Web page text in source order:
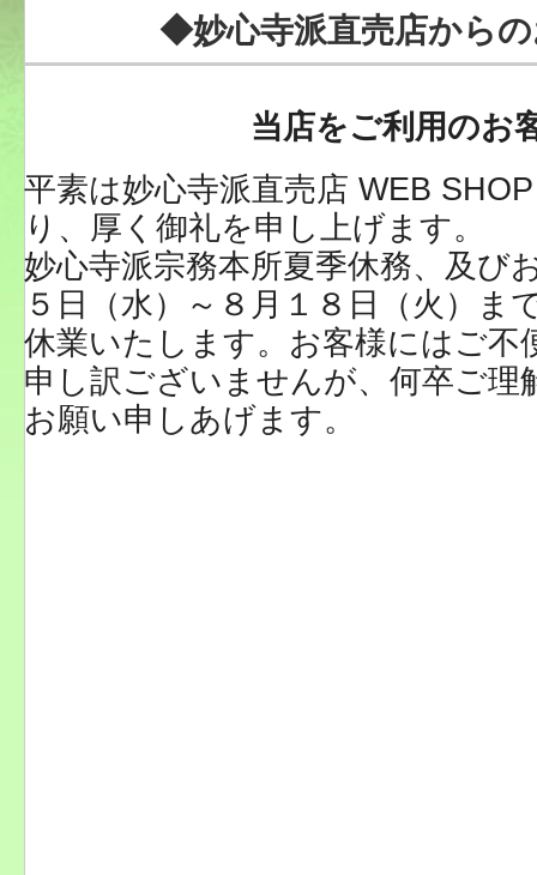
◆妙心寺派直売店から
当店をご利用のお
平素は妙心寺派直売店 WEB
り、厚く御礼を申し上げます。
妙心寺派宗務本所夏季休務、及び
５日（水）～８月１８日（火）ま
休業いたします。お客様にはご不
申し訳ございませんが、何卒ご理
お願い申しあげます。